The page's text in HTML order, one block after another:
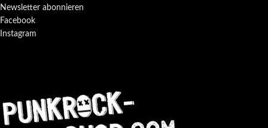
Newsletter abonnieren
Facebook
Instagram